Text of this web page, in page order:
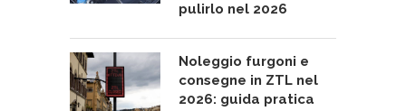
pulirlo nel 2026
Noleggio furgoni e
consegne in ZTL nel
2026: guida pratica